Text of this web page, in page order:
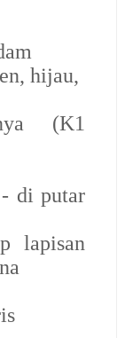
hijau,
(K1
di putar
lapisan